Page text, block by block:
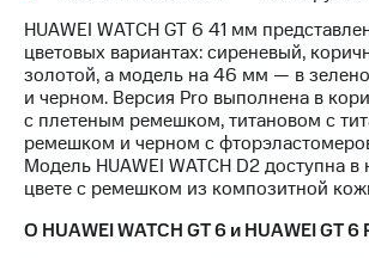
облигаций
Описание
Еврооблигации-2023
Уведомление
о
погашении
именных
Другое
HUAWEI WATCH GT 6 41 мм
цветовых вариантах: сиреневый,
золотой, а модель на 46 мм — в
и черном. Версия Pro выполнена в
c плетеным ремешком, титановом с
ремешком и черном с
Модель HUAWEI WATCH D2 доступна
цвете с ремешком из композитной
О HUAWEI WATCH GT 6 и HUAWEI GT 6